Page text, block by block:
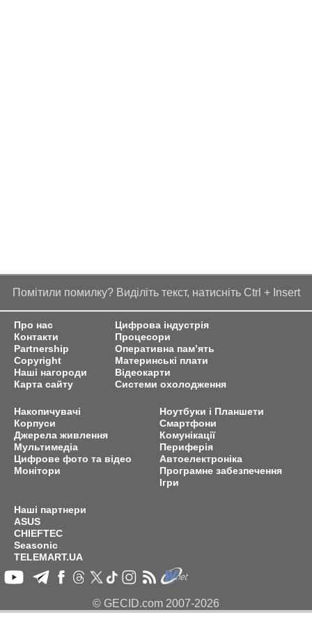
Помітили помилку? Виділіть текст, натисніть Ctrl + Insert
Про нас
Контакти
Partnership
Copyright
Наші нагороди
Карта сайту
Цифрова індустрія
Процесори
Оперативна пам’ять
Материнські плати
Відеокарти
Системи охолодження
Накопичувачі
Корпуси
Джерела живлення
Мультимедіа
Цифрове фото та відео
Монітори
Ноутбуки і Планшети
Смартфони
Комунікації
Периферія
Автоелектроніка
Програмне забезпечення
Ігри
Наші партнери
ASUS
CHIEFTEC
Seasonic
TELEMART.UA
© GECID.com 2007-2026